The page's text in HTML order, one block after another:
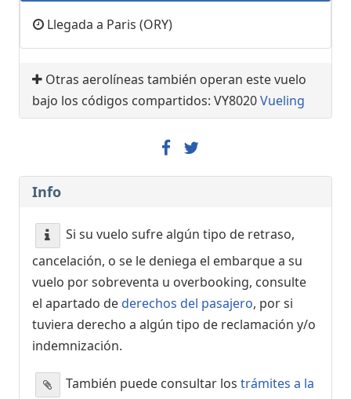
Llegada a Paris (ORY)
Otras aerolíneas también operan este vuelo
bajo los códigos compartidos: VY8020Vueling
Info
Si su vuelo sufre algún tipo de retraso,
cancelación, o se le deniega el embarque a su
vuelo por sobreventa u overbooking, consulte
el apartado dederechos del pasajero, por si
tuviera derecho a algún tipo de reclamación y/o
indemnización.
También puede consultar los trámites a la